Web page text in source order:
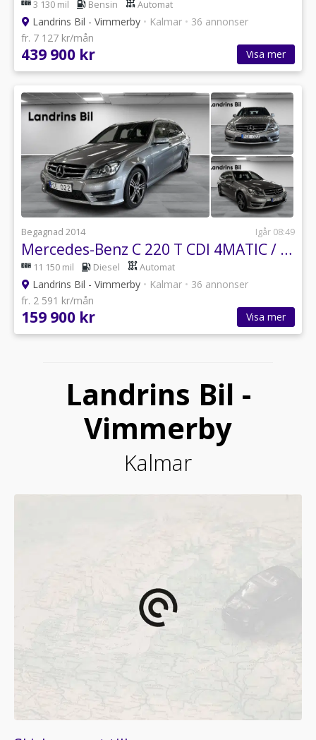
3 130 mil Bensin Automat
Landrins Bil - Vimmerby • Kalmar • 36 annonser
fr. 7 127 kr/mån
439 900 kr Visa mer
Begagnad 2014 Igår 08:49
Mercedes-Benz C 220 T CDI 4MATIC / Avantgarde / Värmare / Drag
11 150 mil Diesel Automat
Landrins Bil - Vimmerby • Kalmar • 36 annonser
fr. 2 591 kr/mån
159 900 kr Visa mer
Landrins Bil -
Vimmerby
Kalmar